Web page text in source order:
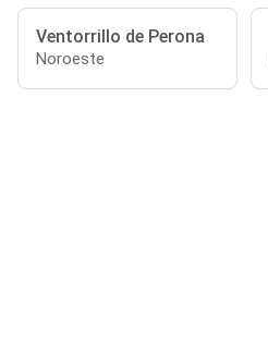
Ventorrillo de Perona
Noroeste